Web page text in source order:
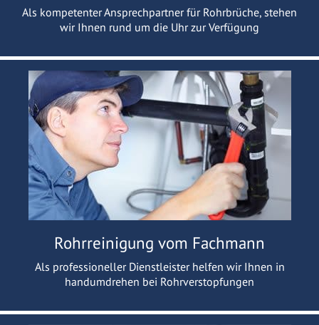
Als kompetenter Ansprechpartner für Rohrbrüche, stehen
wir Ihnen rund um die Uhr zur Verfügung
Rohrreinigung vom Fachmann
Als professioneller Dienstleister helfen wir Ihnen in
handumdrehen bei Rohrverstopfungen